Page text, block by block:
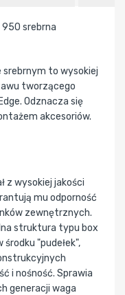
950 srebrna
srebrnym to wysokiej
tworzącego
Odznacza się
akcesoriów.
z wysokiej jakości
mu odporność
zewnętrznych.
struktura typu box
środku "pudełek",
i nośność. Sprawia
generacji waga